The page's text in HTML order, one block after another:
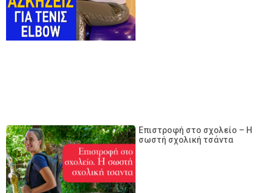
Επιστροφή στο σχολείο – Η
σωστή σχολική τσάντα